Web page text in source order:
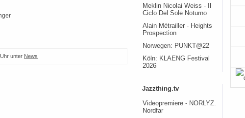
unter News
Meklin Nicolai Weiss - Il
Ciclo Del Sole Noturno
Alain Métrailler - Heights
Prospection
Norwegen: PUNKT@22
Köln: KLAENG Festival
2026
Jazzthing.tv
Videopremiere - NORLYZ.
Nordfar